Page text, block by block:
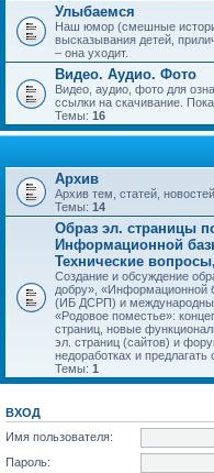
Улыбаемся
Наш юмор (смешные
высказывания детей,
– она уходит.
Видео. Аудио. Фото
Видео, аудио, фото для
ссылки на скачивание.
Темы: 16
Архив
Архив тем, статей, новостей.
Темы: 14
Образ эл. страницы
Информационной
Технические
Создание и обсуждение
добру», «Информационной
(ИБ ДСРП) и международных
«Родовое поместье»:
страниц, новые
эл. страниц (сайтов) и
недоработках и предлагать
Темы: 1
ВХОД
Имя пользователя:
Пароль: